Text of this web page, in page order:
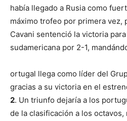
había llegado a Rusia como
máximo trofeo por primera vez,
Cavani sentenció la victoria
sudamericana por 2-1,
ortugal llega como líder del
gracias a su victoria en el
2. Un triunfo dejaría a los
de la clasificación a los